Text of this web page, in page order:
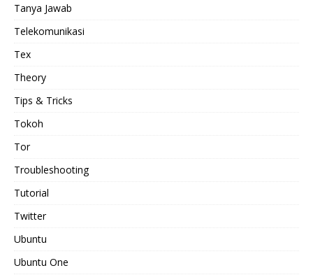
Tanya Jawab
Telekomunikasi
Tex
Theory
Tips & Tricks
Tokoh
Tor
Troubleshooting
Tutorial
Twitter
Ubuntu
Ubuntu One